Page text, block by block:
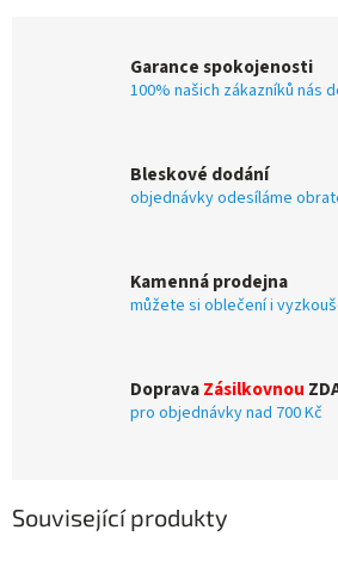
Garance spokojenosti
100% našich zákazníků nás
Bleskové dodání
objednávky odesíláme
Kamenná prodejna
můžete si oblečení i
DopravaZásilkovnou
pro objednávky nad 700 Kč
Související produkty